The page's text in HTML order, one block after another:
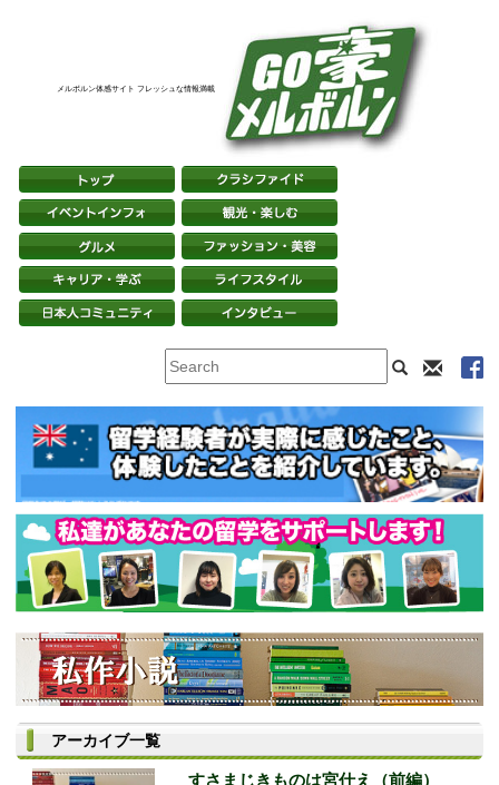
メルボルン体感サイト フレッシュな情報満載
アーカイブ一覧
すさまじきものは宮仕え（前編）